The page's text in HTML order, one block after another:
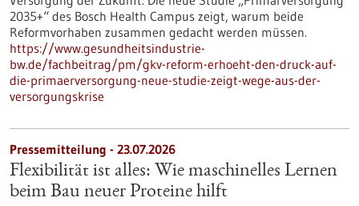
2035+“ des Bosch Health Campus zeigt, warum beide
Reformvorhaben zusammen gedacht werden müssen.
https://www.gesundheitsindustrie-
bw.de/fachbeitrag/pm/gkv-reform-erhoeht-den-druck-auf-
die-primaerversorgung-neue-studie-zeigt-wege-aus-der-
versorgungskrise
Pressemitteilung - 23.07.2026
Flexibilität ist alles: Wie maschinelles Lernen
beim Bau neuer Proteine hilft